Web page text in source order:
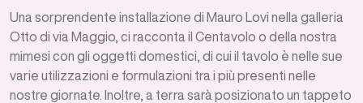
Una sorprendente installazione di Mauro Lovi nella galleria
Otto di via Maggio, ci racconta il Centavolo o della nostra
mimesi con gli oggetti domestici, di cui il tavolo è nelle sue
varie utilizzazioni e formulazioni tra i più presenti nelle
nostre giornate. Inoltre, a terra sarà posizionato un tappeto